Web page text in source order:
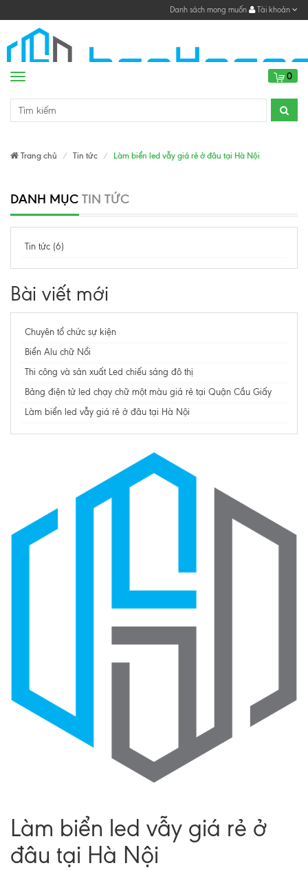
Danh sách mong muốn Tài khoản
Menu 0
Trang chủ Tin tức Làm biển led vẫy giá rẻ ở đâu tại Hà Nội
DANH MỤC TIN TỨC
Tin tức (6)
Bài viết mới
Chuyên tổ chức sự kiện
Biển Alu chữ Nổi
Thi công và sản xuất Led chiếu sáng đô thị
Bảng điện tử led chạy chữ một màu giá rẻ tại Quận Cầu Giấy
Làm biển led vẫy giá rẻ ở đâu tại Hà Nội
Làm biển led vẫy giá rẻ ở
đâu tại Hà Nội